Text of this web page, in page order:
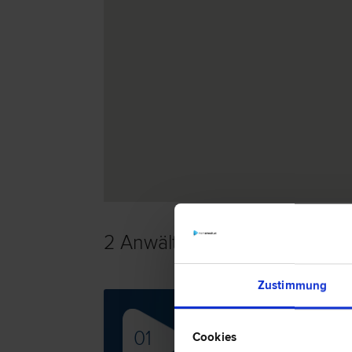
Zustimmung
Cookies
2 Anwälte - Erbrecht in
01